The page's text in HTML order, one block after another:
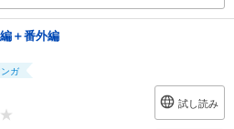
＋番外編
ガ
試し読み